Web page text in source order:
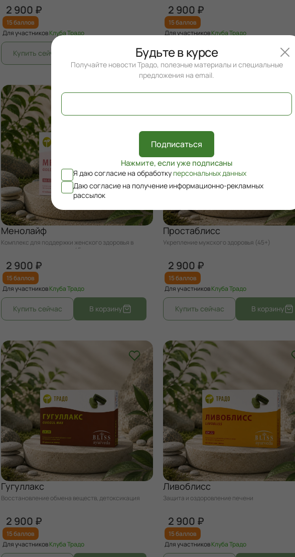
2 900 ₽
15 баллов
Для участниковКлуба Традо
2 900 ₽
15 баллов
Для участниковКлуба Традо
Менолайф
Комплекс для поддержки женского здоровья в
период менопаузы после 45 лет.
2 900 ₽
15 баллов
Для участниковКлуба Традо
Простаблисс
Укрепление мужского здоровья (45+)
2 900 ₽
15 баллов
Для участниковКлуба Традо
Гугуллакс
Восстановление обмена веществ, детоксикация
2 900 ₽
15 баллов
Для участниковКлуба Традо
Ливоблисс
Защита и оздоровление печени
2 900 ₽
15 баллов
Для участниковКлуба Традо
Будьте в курсе
Получайте новости Традо, полезные материалы и специальные
предложения на email.
Подписаться
Нажмите, если уже подписаны
Я даю согласие на обработку персональных данных
Даю согласие на получение информационно-рекламных
рассылок